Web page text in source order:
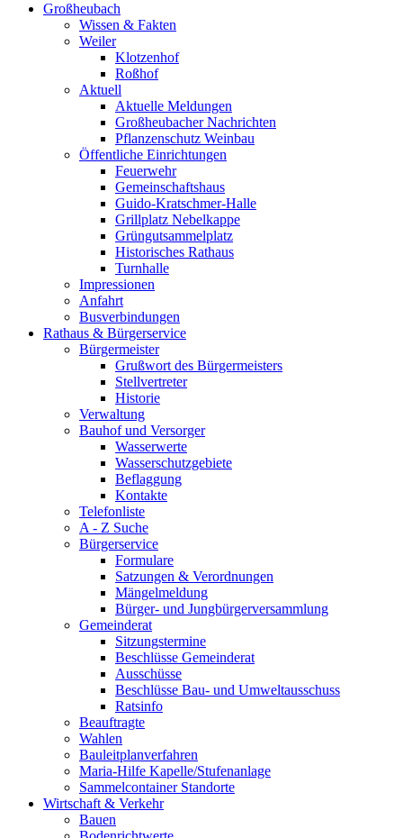
Großheubach
Wissen & Fakten
Weiler
Klotzenhof
Roßhof
Aktuell
Aktuelle Meldungen
Großheubacher Nachrichten
Pflanzenschutz Weinbau
Öffentliche Einrichtungen
Feuerwehr
Gemeinschaftshaus
Guido-Kratschmer-Halle
Grillplatz Nebelkappe
Grüngutsammelplatz
Historisches Rathaus
Turnhalle
Impressionen
Anfahrt
Busverbindungen
Rathaus & Bürgerservice
Bürgermeister
Grußwort des Bürgermeisters
Stellvertreter
Historie
Verwaltung
Bauhof und Versorger
Wasserwerte
Wasserschutzgebiete
Beflaggung
Kontakte
Telefonliste
A - Z Suche
Bürgerservice
Formulare
Satzungen & Verordnungen
Mängelmeldung
Bürger- und Jungbürgerversammlung
Gemeinderat
Sitzungstermine
Beschlüsse Gemeinderat
Ausschüsse
Beschlüsse Bau- und Umweltausschuss
Ratsinfo
Beauftragte
Wahlen
Bauleitplanverfahren
Maria-Hilfe Kapelle/Stufenanlage
Sammelcontainer Standorte
Wirtschaft & Verkehr
Bauen